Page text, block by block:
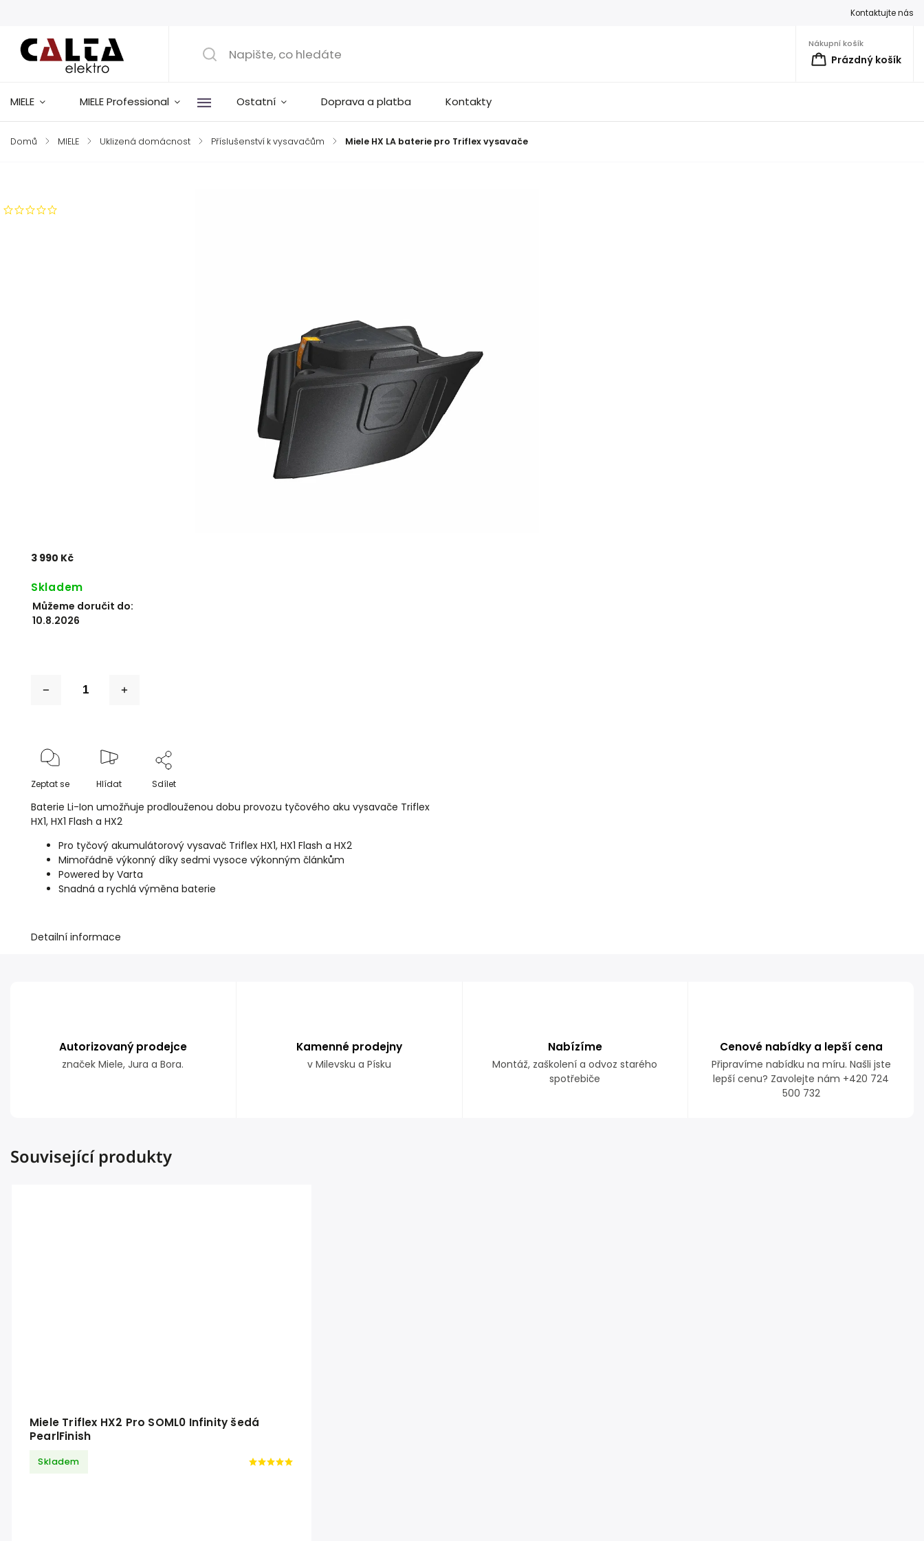
Kontaktujte nás
Nákupní košík
Prázdný košík
MIELE MIELE Professional Ostatní Doprava a platba Kontakty
Domů / MIELE / Uklizená domácnost / Příslušenství k vysavačům / Miele HX LA baterie pro Triflex vysavače
3 990 Kč
Skladem
Můžeme doručit do:
10.8.2026
Zeptat se Hlídat Sdílet
Baterie Li-Ion umožňuje prodlouženou dobu provozu tyčového aku vysavače Triflex
HX1, HX1 Flash a HX2
Pro tyčový akumulátorový vysavač Triflex HX1, HX1 Flash a HX2
Mimořádně výkonný díky sedmi vysoce výkonným článkům
Powered by Varta
Snadná a rychlá výměna baterie
Detailní informace
Autorizovaný prodejce
značek Miele, Jura a Bora.
Kamenné prodejny
v Milevsku a Písku
Nabízíme
Montáž, zaškolení a odvoz starého
spotřebiče
Cenové nabídky a lepší cena
Připravíme nabídku na míru. Našli jste
lepší cenu? Zavolejte nám +420 724
500 732
Související produkty
Miele Triflex HX2 Pro SOML0 Infinity šedá
PearlFinish
Skladem